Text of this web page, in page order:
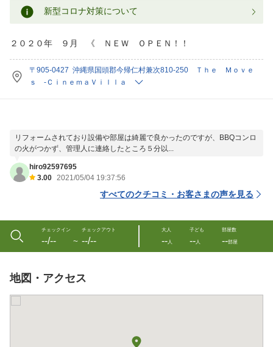
新型コロナ対策について
２０２０年 ９月 《 ＮＥＷ ＯＰＥＮ！！
〒905-0427 沖縄県国頭郡今帰仁村兼次810-250 Ｔｈｅ Ｍｏｖｅ
ｓ -ＣｉｎｅｍａＶｉｌｌａ
リフォームされており設備や部屋は綺麗で良かったのですが、BBQコンロ
の火がつかず、管理人に連絡したところ５分以...
hiro92597695
3.00 2021/05/04 19:37:56
すべてのクチコミ・お客さまの声を見る
チェックイン
--/-- 〜
チェックアウト
--/--
大人
--人
子ども
--人
部屋数
--部屋
地図・アクセス